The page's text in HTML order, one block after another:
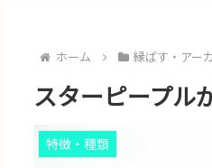
ホーム 縁ぱす・アー
スターピープル
特徴・種類